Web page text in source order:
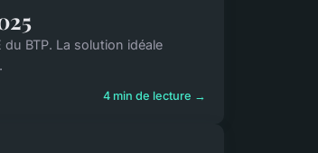
BTP. La solution idéale
4 min de lecture →